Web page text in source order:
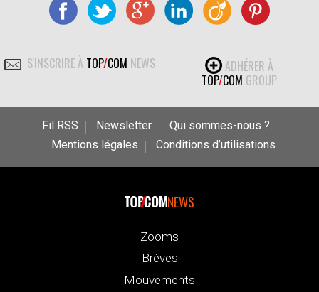
S'INSCRIRE À TOP/COM NEWS
ADHÉRER À
TOP/COM GROUP
Fil RSS Newsletter
Qui sommes-nous ?
Mentions légales
Conditions d’utilisations
NEWS
Zooms
Brèves
Mouvements